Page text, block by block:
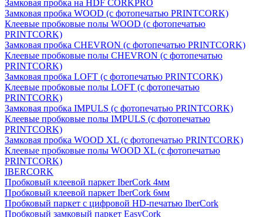
Замковая пробка на HDF CORKPRO
Замковая пробка WOOD (с фотопечатью PRINTCORK)
Клеевые пробковые полы WOOD (с фотопечатью
PRINTCORK)
Замковая пробка CHEVRON (с фотопечатью PRINTCORK)
Клеевые пробковые полы CHEVRON (с фотопечатью
PRINTCORK)
Замковая пробка LOFT (с фотопечатью PRINTCORK)
Клеевые пробковые полы LOFT (с фотопечатью
PRINTCORK)
Замковая пробка IMPULS (с фотопечатью PRINTCORK)
Клеевые пробковые полы IMPULS (с фотопечатью
PRINTCORK)
Замковая пробка WOOD XL (с фотопечатью PRINTCORK)
Клеевые пробковые полы WOOD XL (с фотопечатью
PRINTCORK)
IBERCORK
Пробковый клеевой паркет IberCork 4мм
Пробковый клеевой паркет IberCork 6мм
Пробковый паркет с цифровой HD-печатью IberCork
Пробковый замковый паркет EasyCork